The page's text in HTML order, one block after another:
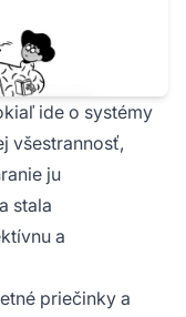
ide o systémy
všestrannosť,
ju
stala
a
priečinky a